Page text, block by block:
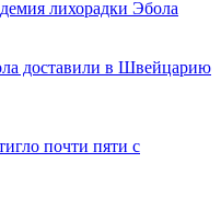
лихорадки Эбола
доставили в Швейцарию
почти пяти с